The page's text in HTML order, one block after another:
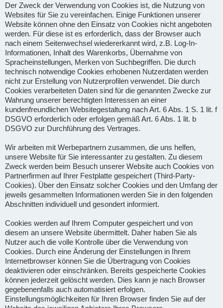
Der Zweck der Verwendung von Cookies ist, die Nutzung von
Websites für Sie zu vereinfachen. Einige Funktionen unserer
Website können ohne den Einsatz von Cookies nicht angeboten
werden. Für diese ist es erforderlich, dass der Browser auch
nach einem Seitenwechsel wiedererkannt wird, z.B. Log-In-
Informationen, Inhalt des Warenkorbs, Übernahme von
Spracheinstellungen, Merken von Suchbegriffen. Die durch
technisch notwendige Cookies erhobenen Nutzerdaten werden
nicht zur Erstellung von Nutzerprofilen verwendet. Die durch
Cookies verarbeiteten Daten sind für die genannten Zwecke zur
Wahrung unserer berechtigten Interessen an einer
kundenfreundlichen Websitegestaltung nach Art. 6 Abs. 1 S. 1 lit. f
DSGVO erforderlich oder erfolgen gemäß Art. 6 Abs. 1 lit. b
DSGVO zur Durchführung des Vertrages.
Wir arbeiten mit Werbepartnern zusammen, die uns helfen,
unsere Website für Sie interessanter zu gestalten. Zu diesem
Zweck werden beim Besuch unserer Website auch Cookies von
Partnerfirmen auf Ihrer Festplatte gespeichert (Third-Party-
Cookies). Über den Einsatz solcher Cookies und den Umfang der
jeweils gesammelten Informationen werden Sie in den folgenden
Abschnitten individuell und gesondert informiert.
Cookies werden auf Ihrem Computer gespeichert und von
diesem an unsere Website übermittelt. Daher haben Sie als
Nutzer auch die volle Kontrolle über die Verwendung von
Cookies. Durch eine Änderung der Einstellungen in Ihrem
Internetbrowser können Sie die Übertragung von Cookies
deaktivieren oder einschränken. Bereits gespeicherte Cookies
können jederzeit gelöscht werden. Dies kann je nach Browser
gegebenenfalls auch automatisiert erfolgen.
Einstellungsmöglichkeiten für Ihren Browser finden Sie auf der